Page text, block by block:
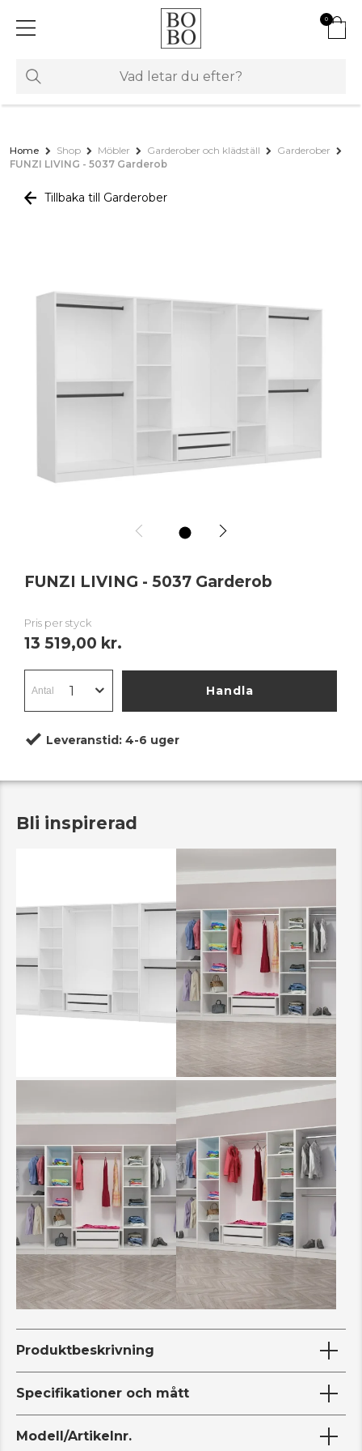
0
Home Shop Möbler Garderober och klädställ
Garderober
FUNZI LIVING - 5037 Garderob
Tillbaka till Garderober
FUNZI LIVING - 5037 Garderob
Pris per styck
13 519,00 kr.
Handla
Leveranstid: 4-6 uger
Bli inspirerad
Produktbeskrivning
Specifikationer och mått
Modell/Artikelnr.